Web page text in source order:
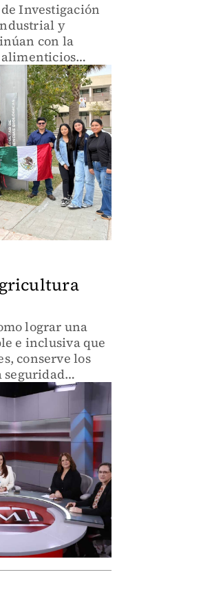
Investigación
y
con la
alimenticios
lograr una
e inclusiva que
conserve los
seguridad